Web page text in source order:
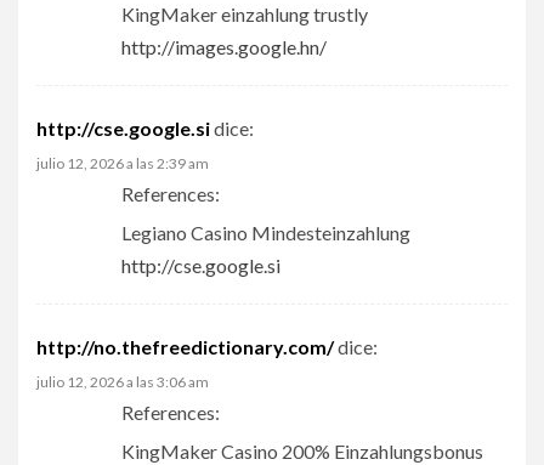
KingMaker einzahlung trustly
http://images.google.hn/
http://cse.google.sidice:
julio 12, 2026 a las 2:39 am
References:
Legiano Casino Mindesteinzahlung
http://cse.google.si
http://no.thefreedictionary.com/dice:
julio 12, 2026 a las 3:06 am
References:
KingMaker Casino 200% Einzahlungsbonus